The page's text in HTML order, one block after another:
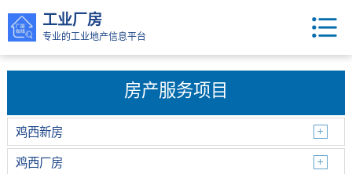
工业厂房
专业的工业地产信息平台
房产服务项目
鸡西新房
鸡西厂房